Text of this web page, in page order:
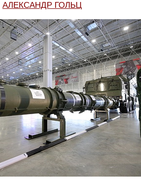
АЛЕКСАНДР ГОЛЬЦ